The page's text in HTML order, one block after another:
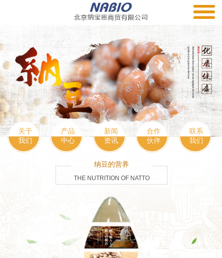
关于
我们
产品
中心
新闻
资讯
合作
伙伴
联系
我们
THE NUTRITION OF NATTO
纳豆的营养